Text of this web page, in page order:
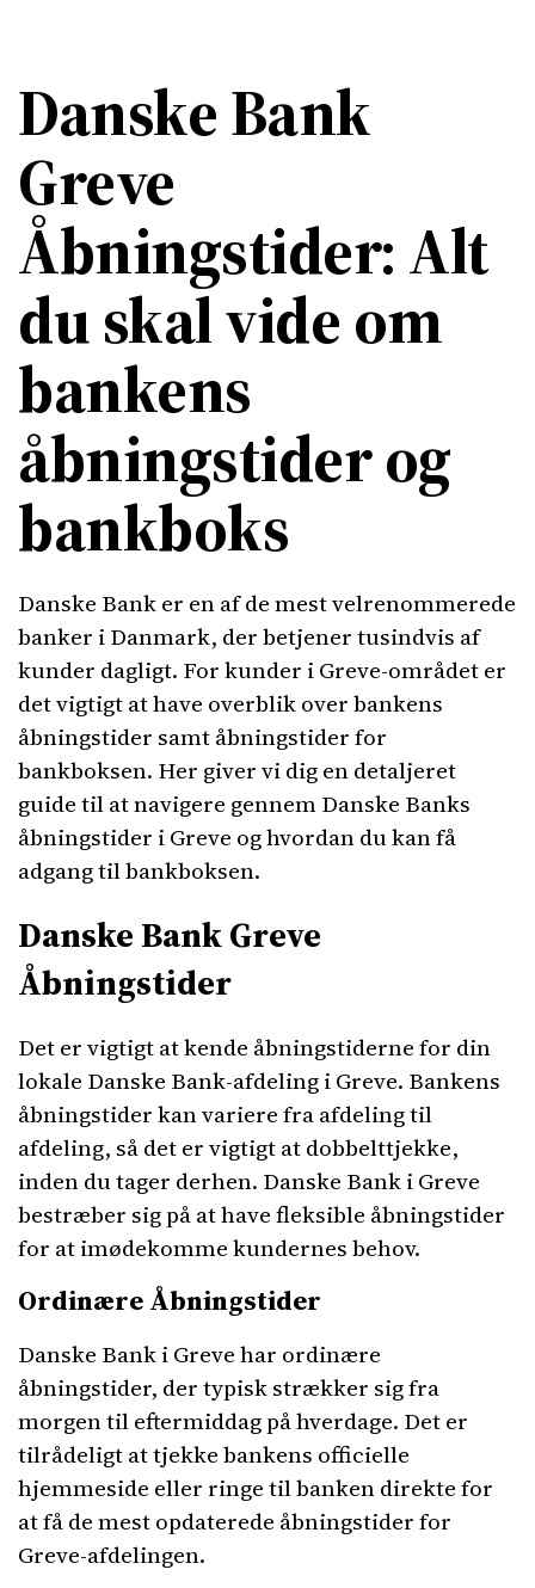
Danske Bank
Greve
Åbningstider: Alt
du skal vide om
bankens
åbningstider og
bankboks
Danske Bank er en af de mest velrenommerede
banker i Danmark, der betjener tusindvis af
kunder dagligt. For kunder i Greve-området er
det vigtigt at have overblik over bankens
åbningstider samt åbningstider for
bankboksen. Her giver vi dig en detaljeret
guide til at navigere gennem Danske Banks
åbningstider i Greve og hvordan du kan få
adgang til bankboksen.
Danske Bank Greve
Åbningstider
Det er vigtigt at kende åbningstiderne for din
lokale Danske Bank-afdeling i Greve. Bankens
åbningstider kan variere fra afdeling til
afdeling, så det er vigtigt at dobbelttjekke,
inden du tager derhen. Danske Bank i Greve
bestræber sig på at have fleksible åbningstider
for at imødekomme kundernes behov.
Ordinære Åbningstider
Danske Bank i Greve har ordinære
åbningstider, der typisk strækker sig fra
morgen til eftermiddag på hverdage. Det er
tilrådeligt at tjekke bankens officielle
hjemmeside eller ringe til banken direkte for
at få de mest opdaterede åbningstider for
Greve-afdelingen.